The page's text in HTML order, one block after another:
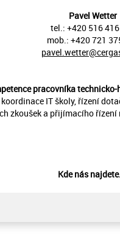
Pavel Wetter
tel.: +420 516
mob.: +420 721
pracovníka
IT školy, řízení
zkoušek a přijímacího
Kde nás